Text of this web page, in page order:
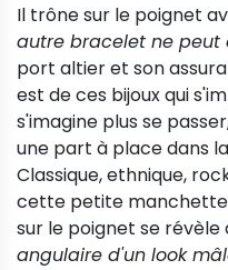
Il trône sur le poignet
autre bracelet ne peut
port altier et son
est de ces bijoux qui
s'imagine plus se
une part à place dans la
Classique, ethnique,
cette petite manchette
sur le poignet se révèle
angulaire d'un look